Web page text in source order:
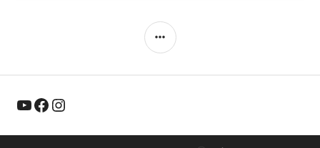
COLONNE
YouTube Facebook Instagram